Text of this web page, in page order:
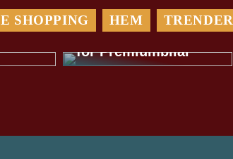
SHOPPING HEM TRENDER
Så
Var Rädd om din Bil:
Välj en bilverkstad
för Premiumbilar